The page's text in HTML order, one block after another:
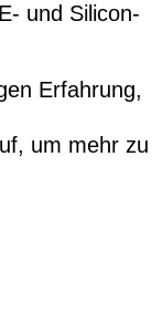
und Silicon-
Erfahrung,
um mehr zu